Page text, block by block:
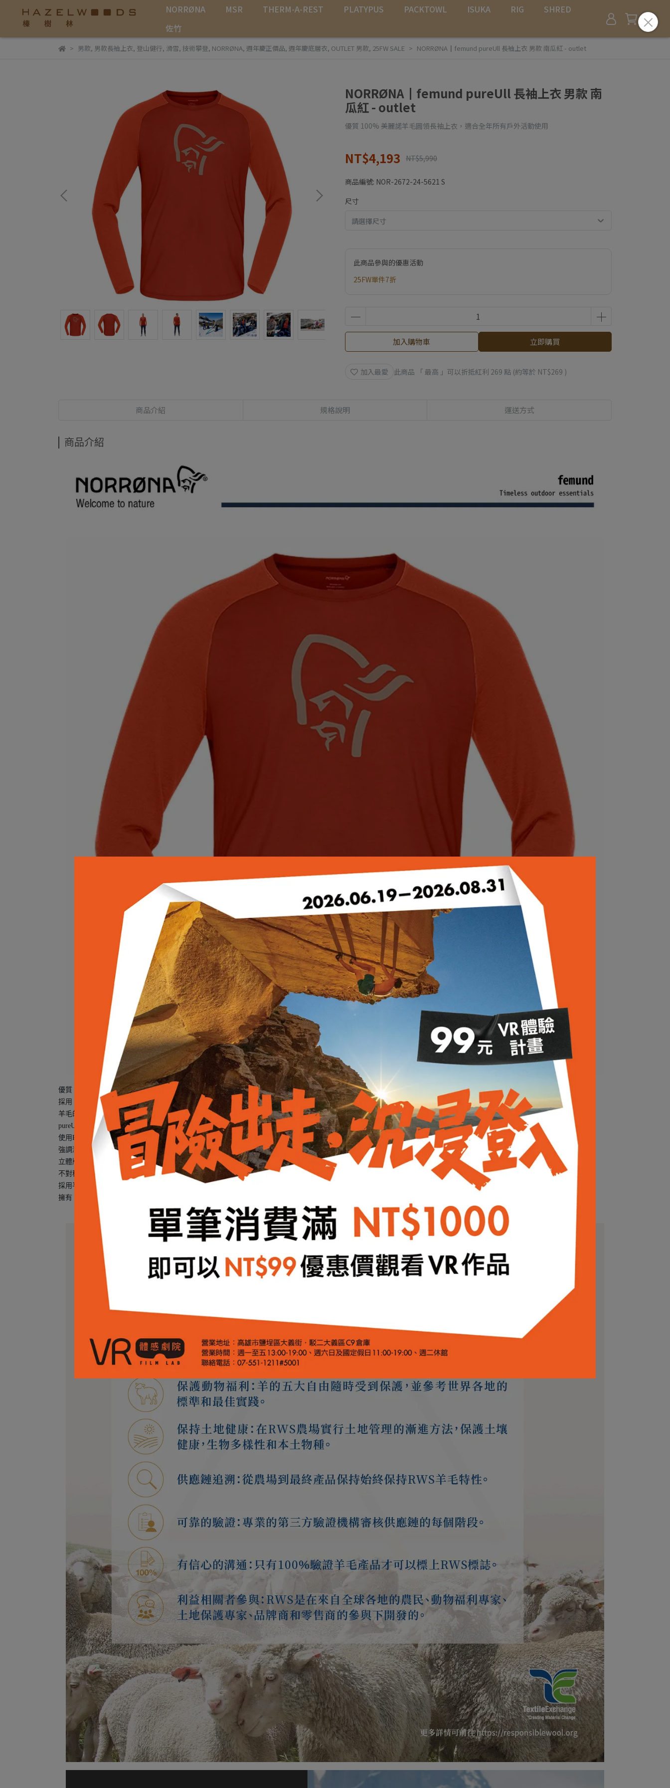
NORRØNA MSR THERM-A-REST PLATYPUS PACKTOWL ISUKA RIG
SHRED
佐竹
男款, 男款長袖上衣, 登山健行, 滑雪, 技術攀登, NORRØNA, 週年慶正價品, 週年慶底層衣, OUTLET 男款, 25FW SALE NORRØNA┃femund pureUll 長袖上衣 男款 南瓜紅 - outlet
NORRØNA┃femund pureUll 長袖上衣 男款 南
瓜紅 - outlet
優質 100% 美麗諾羊毛圓領長袖上衣，適合全年所有戶外活動使用
NT$4,193 NT$5,990
商品編號: NOR-2672-24-5621 S
尺寸
此商品參與的優惠活動
25FW單件7折
加入購物車 立即購買
加入最愛 此商品 「 最高 」可以折抵紅利 269 點 (約等於 NT$269 )
商品介紹 規格說明 運送方式
商品介紹
優質 100% 美麗諾羊毛圓領長袖上衣，適合全年所有戶外活動使用
採用 pureUll 100% 優質美麗諾羊毛，超細 18.5 微米羊毛製成，減少瘙癢且親膚柔軟
羊毛的天然特性：調節溫度，在排除水分的同時保留身體熱量，即使在潮濕的情況下也能有效保持溫暖，天然防臭
pureUll 為中等重量（180 gr/sqm）的單面針織物，在同類產品中非常耐用，不易磨損、起毛球和鉤絲
使用RWS認證的美麗諾羊毛，來自溫和、不傷害羊隻的人道經營之農場，符合綠色生產、友善環境的永續發展
強調溯源農場不使用羊尾褶皺部切除法，進一步減少羊隻痛苦的 Mulesing Free
立體版型剪裁及手臂鉸接設計，可實現最佳運動效果
不對稱長背剪裁、弧形下擺剪裁，增加保護性
採用平式鎖縫，不易因接縫摩擦受傷
擁有 Oeko-Tex® 紡織標章，均符合對人體、環境、廢料的嚴格規範